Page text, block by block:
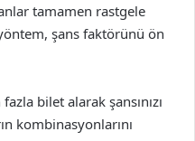
tamamen rastgele
şans faktörünü ön
bilet alarak şansınızı
kombinasyonlarını